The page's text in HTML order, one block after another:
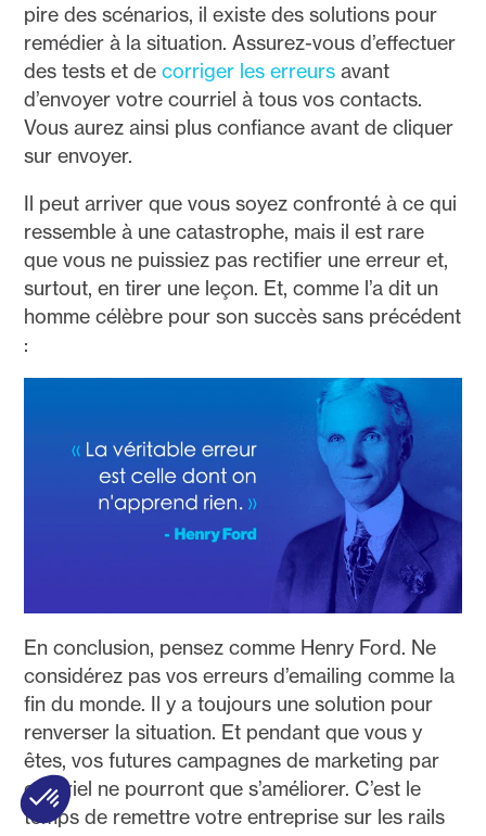
pire des scénarios, il existe des solutions pour
remédier à la situation. Assurez-vous d’effectuer
des tests et decorriger les erreurs avant
d’envoyer votre courriel à tous vos contacts.
Vous aurez ainsi plus confiance avant de cliquer
sur envoyer.
Il peut arriver que vous soyez confronté à ce qui
ressemble à une catastrophe, mais il est rare
que vous ne puissiez pas rectifier une erreur et,
surtout, en tirer une leçon. Et, comme l’a dit un
homme célèbre pour son succès sans précédent
:
En conclusion, pensez comme Henry Ford. Ne
considérez pas vos erreurs d’emailing comme la
fin du monde. Il y a toujours une solution pour
renverser la situation. Et pendant que vous y
êtes, vos futures campagnes de marketing par
courriel ne pourront que s’améliorer. C’est le
temps de remettre votre entreprise sur les rails